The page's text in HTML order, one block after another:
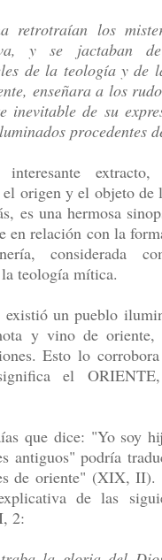
retrotraían los
y se jactaban
de la teología y de
enseñara a los
inevitable de su
procedentes
origen y el objeto de
es una hermosa
en relación con la
considerada
teología mítica.
existió un pueblo
y vino de oriente,
Esto lo
el
que dice: "Yo soy
antiguos" podría
de oriente" (XIX, II).
de las
2: